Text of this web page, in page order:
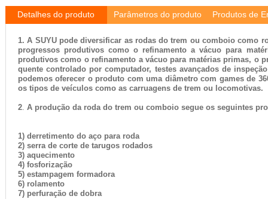
Detalhes do produto Parâmetros do produto Produtos de
1. A SUYU pode diversificar as rodas do trem ou comboio como
progressos produtivos como o refinamento a vácuo para
produtivos como o refinamento a vácuo para matérias primas, o
quente controlado por computador, testes avançados de
podemos oferecer o produto com uma diâmetro com games de
os tipos de veículos como as carruagens de trem ou locomotivas.
2. A produção da roda do trem ou comboio segue os seguintes
1) derretimento do aço para roda
2) serra de corte de tarugos rodados
3) aquecimento
4) fosforização
5) estampagem formadora
6) rolamento
7) perfuração de dobra